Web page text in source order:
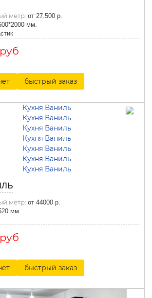
метр: от 27.500 р.
мм.
быстрый заказ
метр: от 44000 р.
мм.
быстрый заказ